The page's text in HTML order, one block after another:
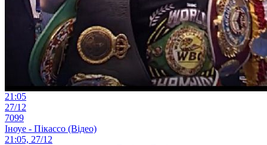
21:05
27/12
7099
Іноуе - Пікассо (Відео)
21:05, 27/12